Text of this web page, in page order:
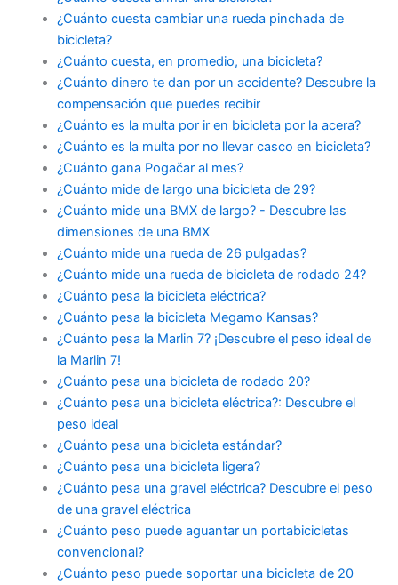
¿Cuánto cuesta cambiar una rueda pinchada de
bicicleta?
¿Cuánto cuesta, en promedio, una bicicleta?
¿Cuánto dinero te dan por un accidente? Descubre la
compensación que puedes recibir
¿Cuánto es la multa por ir en bicicleta por la acera?
¿Cuánto es la multa por no llevar casco en bicicleta?
¿Cuánto gana Pogačar al mes?
¿Cuánto mide de largo una bicicleta de 29?
¿Cuánto mide una BMX de largo? - Descubre las
dimensiones de una BMX
¿Cuánto mide una rueda de 26 pulgadas?
¿Cuánto mide una rueda de bicicleta de rodado 24?
¿Cuánto pesa la bicicleta eléctrica?
¿Cuánto pesa la bicicleta Megamo Kansas?
¿Cuánto pesa la Marlin 7? ¡Descubre el peso ideal de
la Marlin 7!
¿Cuánto pesa una bicicleta de rodado 20?
¿Cuánto pesa una bicicleta eléctrica?: Descubre el
peso ideal
¿Cuánto pesa una bicicleta estándar?
¿Cuánto pesa una bicicleta ligera?
¿Cuánto pesa una gravel eléctrica? Descubre el peso
de una gravel eléctrica
¿Cuánto peso puede aguantar un portabicicletas
convencional?
¿Cuánto peso puede soportar una bicicleta de 20